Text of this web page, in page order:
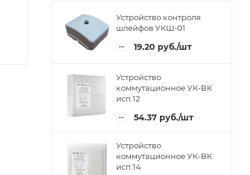
Устройство контроля
шлейфов УКШ-01
19.20 руб./шт
Устройство
коммутационное УК-ВК
исп.12
54.37 руб./шт
Устройство
коммутационное УК-ВК
исп.14